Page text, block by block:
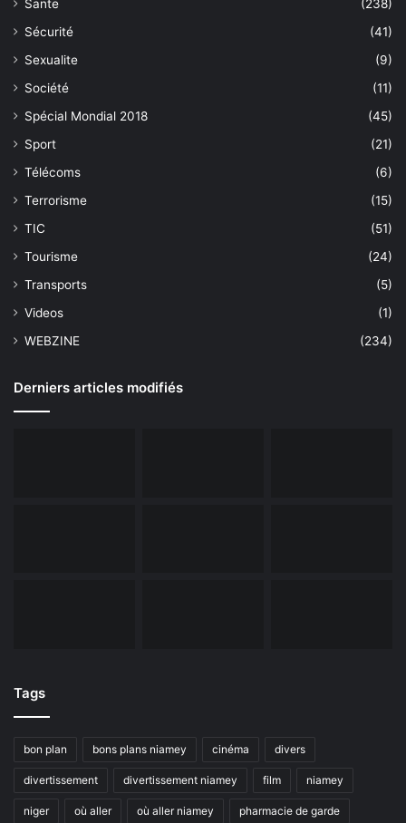
Sante
(238)
Sécurité
(41)
Sexualite
(9)
Société
(11)
Spécial Mondial 2018
(45)
Sport
(21)
Télécoms
(6)
Terrorisme
(15)
TIC
(51)
Tourisme
(24)
Transports
(5)
Videos
(1)
WEBZINE
(234)
Derniers articles modifiés
Tags
bon plan bons plans niamey cinéma divers
divertissement divertissement niamey film niamey
niger où aller où aller niamey pharmacie de garde